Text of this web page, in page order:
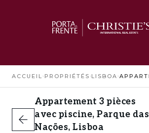
ACCUEIL › PROPRIÉTÉS ›LISBOA ›
Appartement 3 pièces
avec piscine, Parque das
Nações, Lisboa